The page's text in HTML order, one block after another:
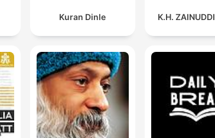
Kuran Dinle K.H.